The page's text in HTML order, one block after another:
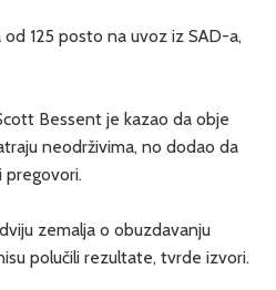
125 posto na uvoz iz SAD-a,
Bessent je kazao da obje
neodrživima, no dodao da
pregovori.
zemalja o obuzdavanju
polučili rezultate, tvrde izvori.